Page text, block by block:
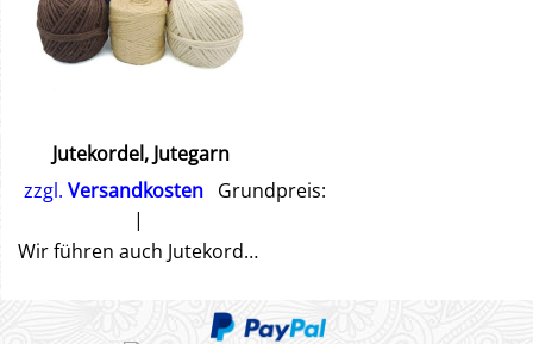
Jutekordel, Jutegarn
zzgl.Versandkosten Grundpreis:
Wir führen auch Jutekordel zum Verschließen der Säckchen.